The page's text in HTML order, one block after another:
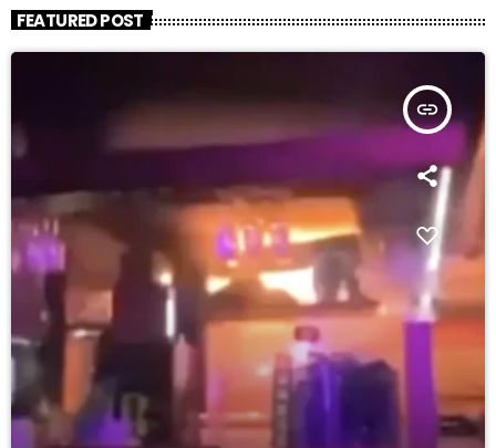
FEATURED POST
insert_link